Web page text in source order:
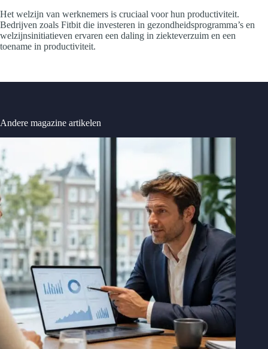
Het welzijn van werknemers is cruciaal voor hun productiviteit.
Bedrijven zoals Fitbit die investeren in gezondheidsprogramma’s en
welzijnsinitiatieven ervaren een daling in ziekteverzuim en een
toename in productiviteit.
Andere magazine artikelen